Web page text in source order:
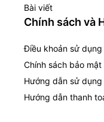
Bài viết
Chính sách và
Điều khoản sử dụng
Chính sách bảo mật
Hướng dẫn sử dụng
Hướng dẫn thanh